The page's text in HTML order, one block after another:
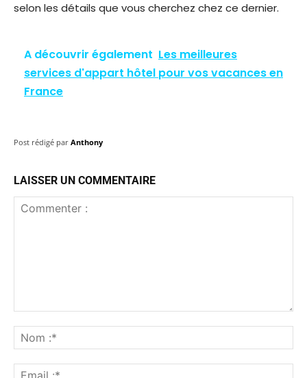
selon les détails que vous cherchez chez ce dernier.
A découvrir également Les meilleures
services d'appart hôtel pour vos vacances en
France
Post rédigé par Anthony
LAISSER UN COMMENTAIRE
:*